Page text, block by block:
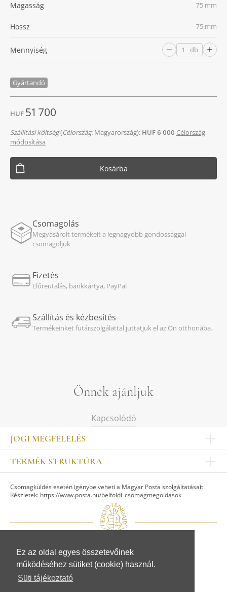
Ez az oldal egyes összetevőinek
működéséhez sütiket (cookie) használ.
Süti tájékoztató
Magasság 75 mm
Hossz 75 mm
Mennyiség db
Gyártandó
HUF 51 700
Szállítási költség(Célország:Magyarország): HUF 6 000 Célország
módosítása
Kosárba
Csomagolás
Megvásárolt termékeit a legnagyobb gondossággal
csomagoljuk
Fizetés
Előreutalás, bankkártya, PayPal
Szállítás és kézbesítés
Termékeinket futárszolgálattal juttatjuk el az Ön otthonába.
Önnek ajánljuk
Kapcsolódó
JOGI MEGFELELÉS
Impresszum
Kapcsolat
Jogi nyilatkozat
Üzletszabályzat
Adattovábbítási nyilatkozat
TERMÉK STRUKTÚRA
ASZTALKULTÚRA
Kannák, cukortartók
Szervíz kiegészítők
FIGURÁK
Csomagküldés esetén igénybe veheti a Magyar Posta szolgáltatásait.
Részletek: https://www.posta.hu/belfoldi_csomagmegoldasok
© Herendi Porcelánmanufaktúra Zrt.
www.herend.com